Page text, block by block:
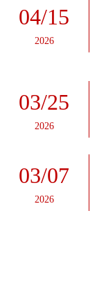
04/15
2026
03/25
2026
03/07
2026